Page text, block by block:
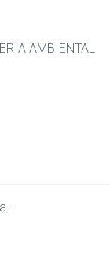
AMBIENTAL
·